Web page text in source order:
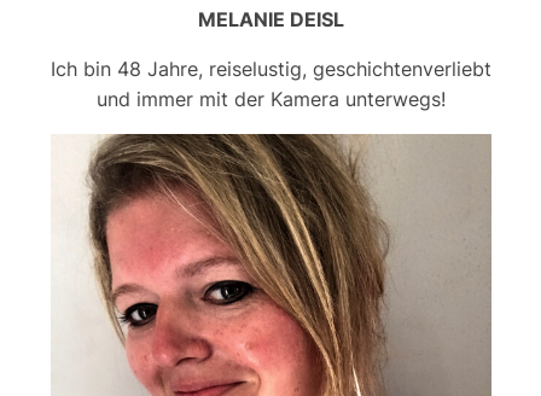
MELANIE DEISL
Ich bin 48 Jahre, reiselustig, geschichtenverliebt
und immer mit der Kamera unterwegs!